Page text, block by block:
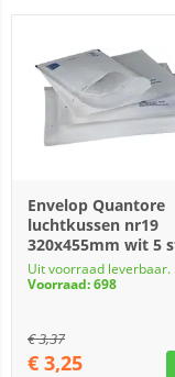
Envelop Quantore
luchtkussen nr19
320x455mm wit 5
Uit voorraad leverbaar.
Voorraad: 698
€3,37
€ 3,25